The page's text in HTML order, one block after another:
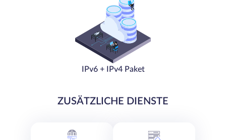
IPv6 + IPv4 Paket
ZUSÄTZLICHE DIENSTE